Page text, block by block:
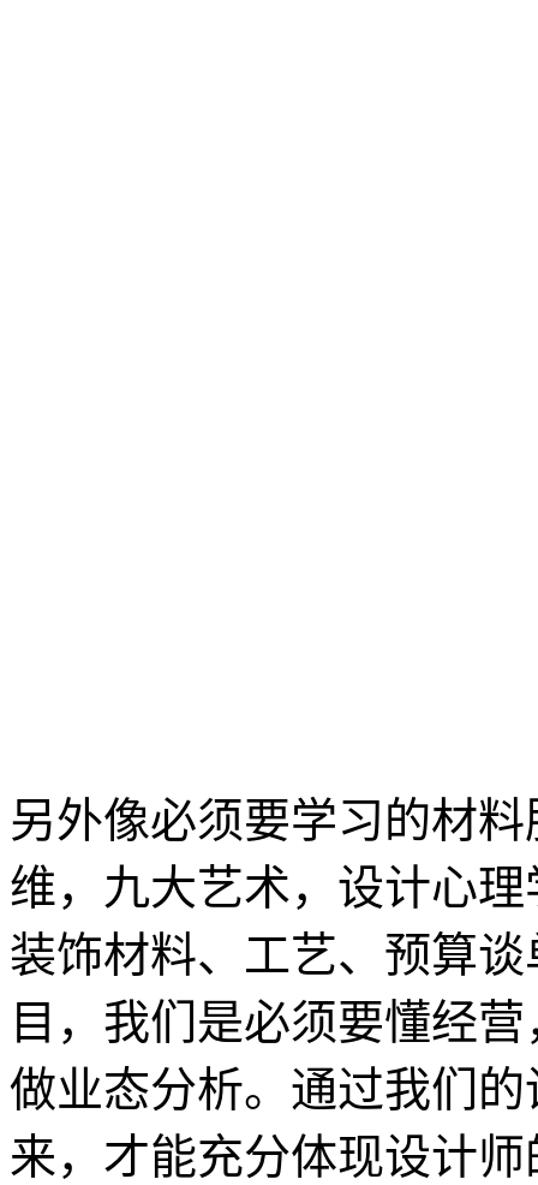
另外像必须要学习的材
维，九大艺术，设计心
装饰材料、工艺、预算
目，我们是必须要懂经
做业态分析。通过我们
来，才能充分体现设计